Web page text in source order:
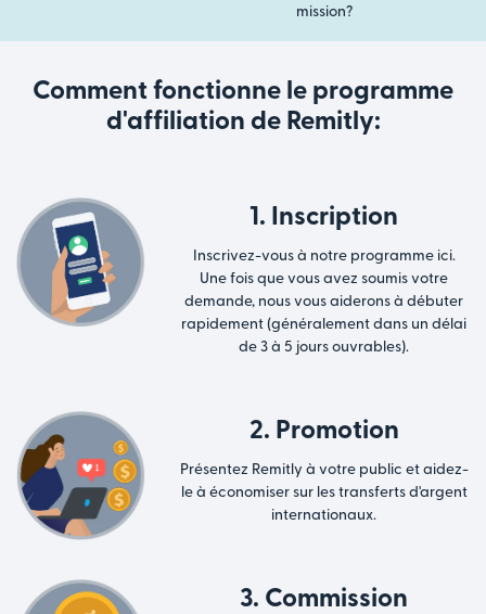
mission?
Comment fonctionne le programme
d'affiliation de Remitly:
1. Inscription
Inscrivez-vous à notre programme ici.
Une fois que vous avez soumis votre
demande, nous vous aiderons à débuter
rapidement (généralement dans un délai
de 3 à 5 jours ouvrables).
2. Promotion
Présentez Remitly à votre public et aidez-
le à économiser sur les transferts d'argent
internationaux.
3. Commission